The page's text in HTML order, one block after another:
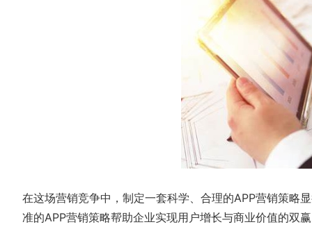
在这场营销竞争中，制定一套科学、合理的APP营销策略
准的APP营销策略帮助企业实现用户增长与商业价值的双